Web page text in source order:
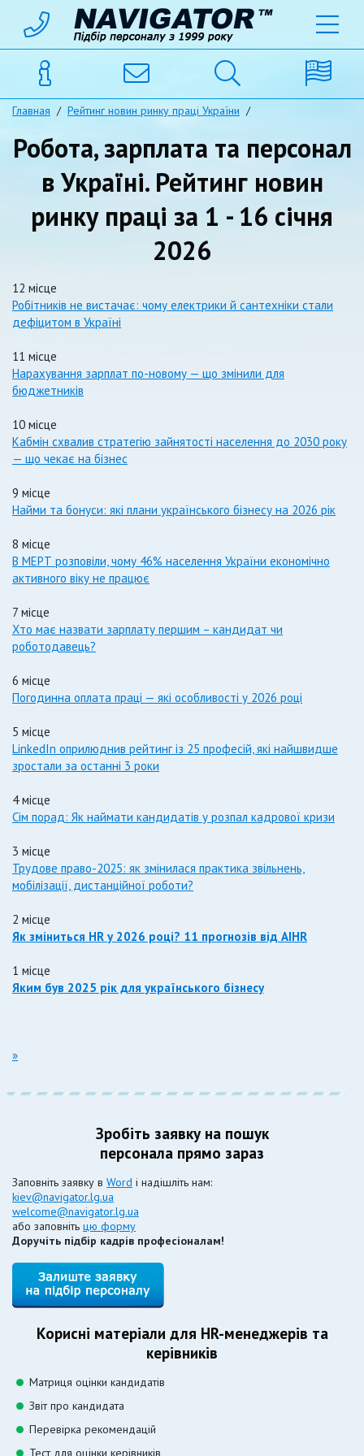
Главная / Рейтинг новин ринку праці України /
Робота, зарплата та персонал
в Україні. Рейтинг новин
ринку праці за 1 - 16 січня
2026
12 місце
Робітників не вистачає: чому електрики й сантехніки стали
дефіцитом в Україні
11 місце
Нарахування зарплат по-новому — що змінили для
бюджетників
10 місце
Кабмін схвалив стратегію зайнятості населення до 2030 року
— що чекає на бізнес
9 місце
Найми та бонуси: які плани українського бізнесу на 2026 рік
8 місце
В МЕРТ розповіли, чому 46% населення України економічно
активного віку не працює
7 місце
Хто має назвати зарплату першим – кандидат чи
роботодавець?
6 місце
Погодинна оплата праці — які особливості у 2026 році
5 місце
LinkedIn оприлюднив рейтинг із 25 професій, які найшвидше
зростали за останні 3 роки
4 місце
Сім порад: Як наймати кандидатів у розпал кадрової кризи
3 місце
Трудове право-2025: як змінилася практика звільнень,
мобілізації, дистанційної роботи?
2 місце
Як зміниться HR у 2026 році? 11 прогнозів від AIHR
1 місце
Яким був 2025 рік для українського бізнесу
»
Зробіть заявку на пошук
персонала прямо зараз
Заповніть заявку в Word і надішліть нам:
kiev@navigator.lg.ua
welcome@navigator.lg.ua
або заповніть цю форму
Доручіть підбір кадрів професіоналам!
Корисні матеріали для HR-менеджерів та
керівників
Матриця оцінки кандидатів
Звіт про кандидата
Перевірка рекомендацій
Тест для оцінки керівників